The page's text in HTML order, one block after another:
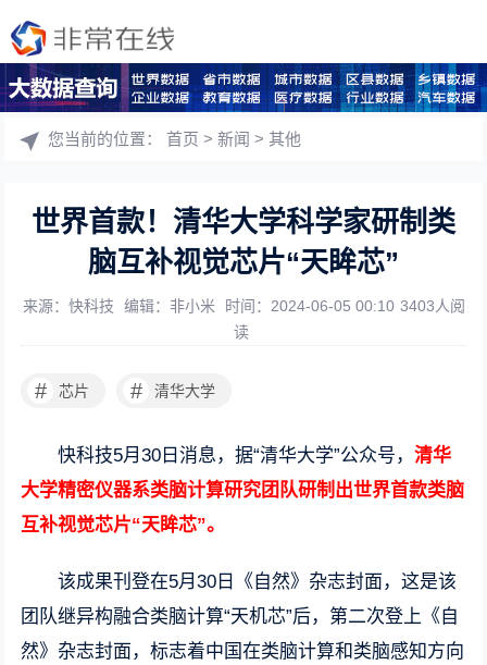
您当前的位置：首页 >新闻 >其他
世界首款！清华大学科学家研制类
脑互补视觉芯片“天眸芯”
来源：快科技 编辑：非小米 时间：2024-06-05 00:10 3403人阅
读
# 芯片 # 清华大学
快科技5月30日消息，据“清华大学”公众号，清华
大学精密仪器系类脑计算研究团队研制出世界首款类脑
互补视觉芯片“天眸芯”。
该成果刊登在5月30日《自然》杂志封面，这是该
团队继异构融合类脑计算“天机芯”后，第二次登上《自
然》杂志封面，标志着中国在类脑计算和类脑感知方向